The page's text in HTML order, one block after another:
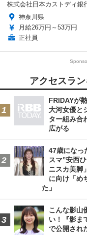
株式会社日本カストディ銀
神奈川県
月給26万円～53万円
正社員
アクセスラ
FRIDAYが
大河女優と
ター組み合
広がる
47歳になっ
スマ”安西
ニスカ美脚
に向け「め
た」
こんな影山
い！『影ま
で公開され